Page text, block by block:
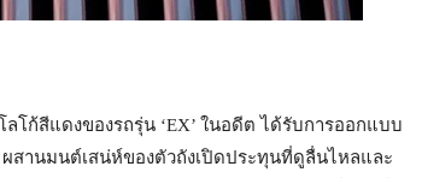
โก้สีแดงของรถรุ่น ‘EX’ ในอดีต ได้รับการออกแบบ
สานมนต์เสน่ห์ของตัวถังเปิดประทุนที่ดูลื่นไหลและ